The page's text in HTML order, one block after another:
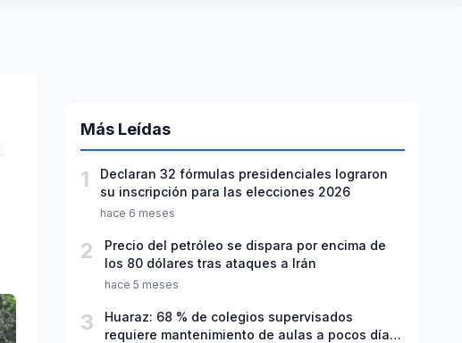
Más Leídas
1
Declaran 32 fórmulas presidenciales lograron
su inscripción para las elecciones 2026
hace 6 meses
2
Precio del petróleo se dispara por encima de
los 80 dólares tras ataques a Irán
hace 5 meses
3
Huaraz: 68 % de colegios supervisados
requiere mantenimiento de aulas a pocos días